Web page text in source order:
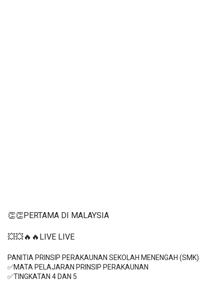
👏👏PERTAMA DI MALAYSIA
💥💥🔥🔥LIVE LIVE
PANITIA PRINSIP PERAKAUNAN SEKOLAH MENENGAH (SMK)
✅MATA PELAJARAN PRINSIP PERAKAUNAN
✅TINGKATAN 4 DAN 5